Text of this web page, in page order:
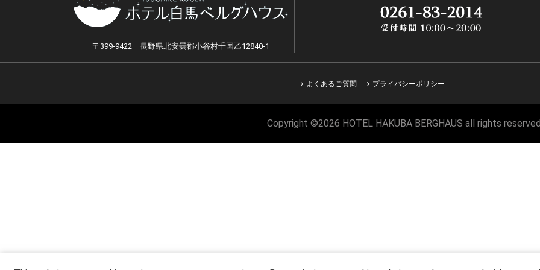
〒399-9422 長野県北安曇郡小谷村千国乙12840-1
よくあるご質問 プライバシーポリシー
Copyright ©2026 HOTEL HAKUBA BERGHAUS all rights